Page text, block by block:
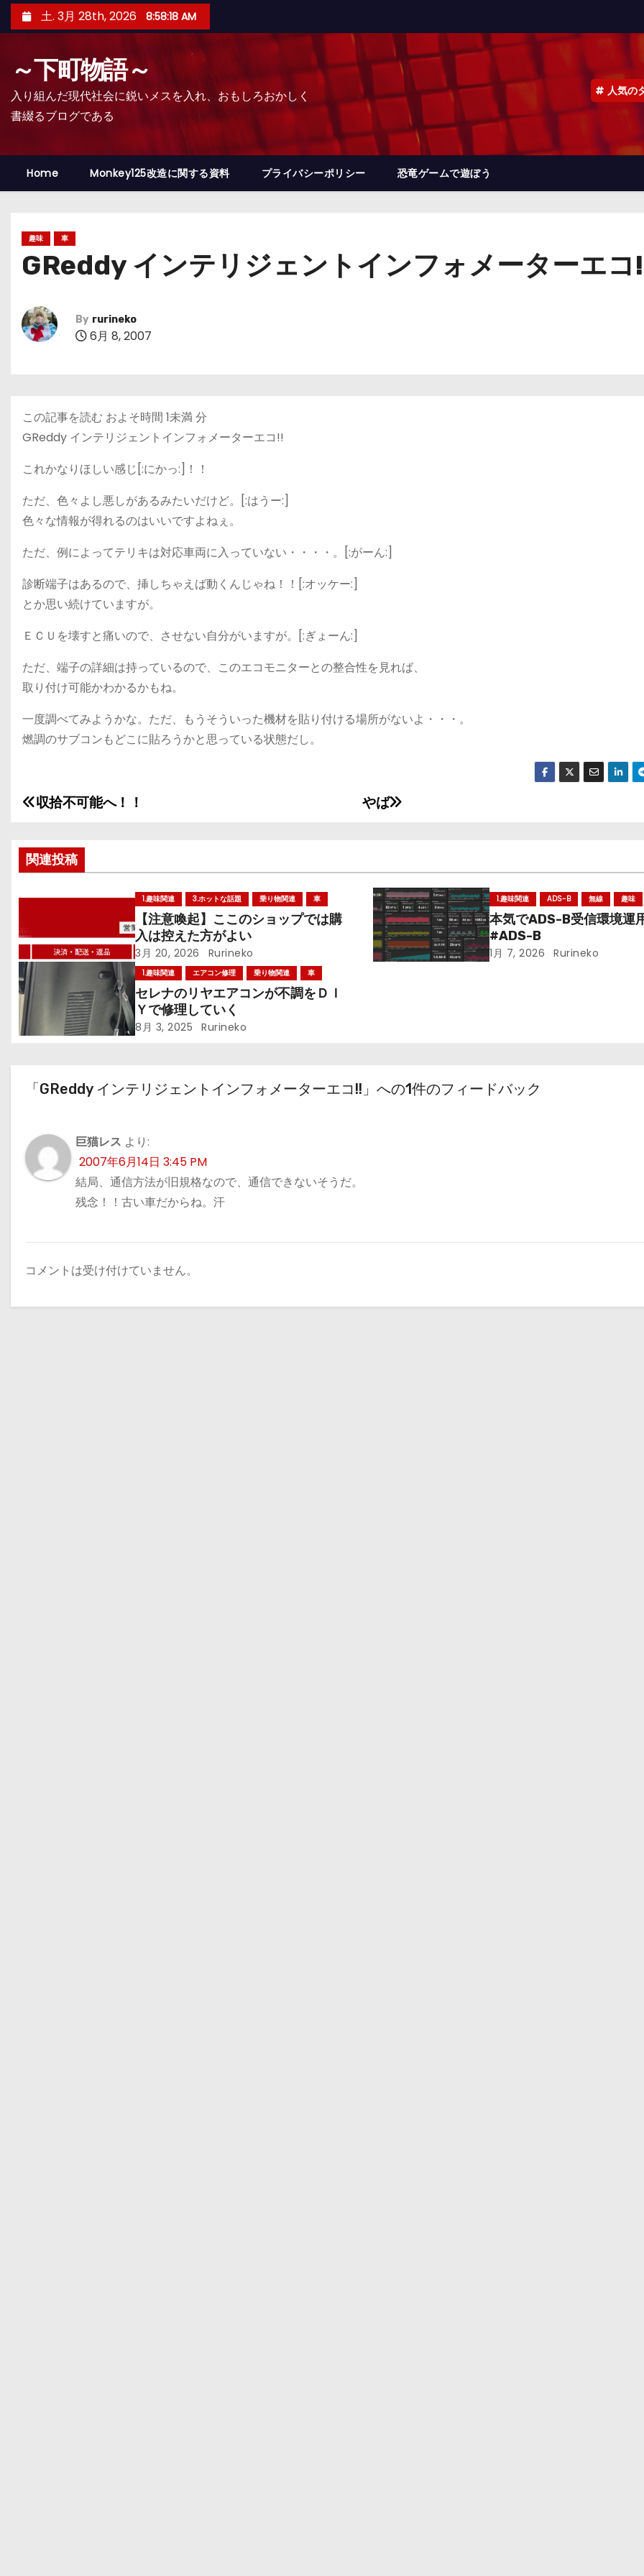
ン
プ
土. 3月 28th, 2026 8:58:19 AM
～下町物語～
入り組んだ現代社会に鋭いメスを入れ、おもしろおかしく
書綴るブログである
人気の
Home Monkey125改造に関する資料 プライバシーポリシー 恐竜ゲームで遊ぼう
趣味 車
GReddy インテリジェントインフォメーターエコ
By rurineko
6月 8, 2007
この記事を読む およそ時間 1未満 分
GReddy インテリジェントインフォメーターエコ!!
これかなりほしい感じ[:にかっ:]！！
ただ、色々よし悪しがあるみたいだけど。[:はうー:]
色々な情報が得れるのはいいですよねぇ。
ただ、例によってテリキは対応車両に入っていない・・・・。[:がーん:]
診断端子はあるので、挿しちゃえば動くんじゃね！！[:オッケー:]
とか思い続けていますが。
ＥＣＵを壊すと痛いので、させない自分がいますが。[:ぎょーん:]
ただ、端子の詳細は持っているので、このエコモニターとの整合性を見れば、
取り付け可能かわかるかもね。
一度調べてみようかな。ただ、もうそういった機材を貼り付ける場所がないよ・・・。
燃調のサブコンもどこに貼ろうかと思っている状態だし。
投
ナ
ビ
ゲ
ー
シ
ョ
やば
収拾不可能へ！！
関連投稿
1.趣味関連 3.ホットな話題 乗り物関連 車
【注意喚起】ここのショップでは購
入は控えた方がよい
3月 20, 2026 Rurineko
1.趣味関連 ADS-B 無線 趣味
本気でADS-B受信環境運
#ADS-B
1月 7, 2026 Rurineko
1.趣味関連 エアコン修理 乗り物関連 車
セレナのリヤエアコンが不調をＤＩ
Ｙで修理していく
8月 3, 2025 Rurineko
「GReddy インテリジェントインフォメーターエコ!!」への1件のフィードバック
巨猫レス より:
2007年6月14日 3:45 PM
結局、通信方法が旧規格なので、通信できないそうだ。
残念！！古い車だからね。汗
コメントは受け付けていません。